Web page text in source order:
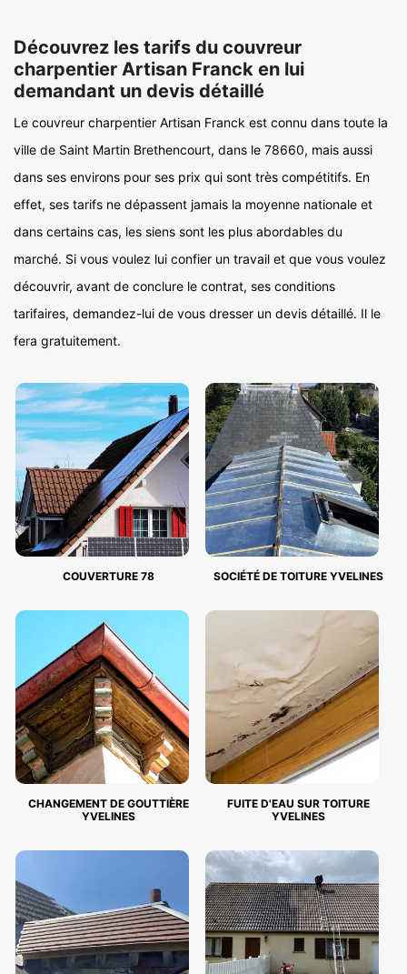
Découvrez les tarifs du couvreur
charpentier Artisan Franck en lui
demandant un devis détaillé
Le couvreur charpentier Artisan Franck est connu dans toute la
ville de Saint Martin Brethencourt, dans le 78660, mais aussi
dans ses environs pour ses prix qui sont très compétitifs. En
effet, ses tarifs ne dépassent jamais la moyenne nationale et
dans certains cas, les siens sont les plus abordables du
marché. Si vous voulez lui confier un travail et que vous voulez
découvrir, avant de conclure le contrat, ses conditions
tarifaires, demandez-lui de vous dresser un devis détaillé. Il le
fera gratuitement.
COUVERTURE 78 SOCIÉTÉ DE TOITURE YVELINES
CHANGEMENT DE GOUTTIÈRE
YVELINES
FUITE D'EAU SUR TOITURE
YVELINES